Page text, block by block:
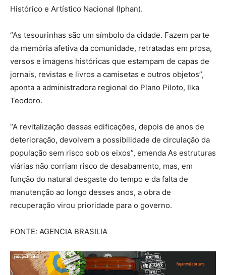
Histórico e Artístico Nacional (Iphan).
“As tesourinhas são um símbolo da cidade. Fazem parte
da memória afetiva da comunidade, retratadas em prosa,
versos e imagens históricas que estampam de capas de
jornais, revistas e livros a camisetas e outros objetos”,
aponta a administradora regional do Plano Piloto, Ilka
Teodoro.
“A revitalização dessas edificações, depois de anos de
deterioração, devolvem a possibilidade de circulação da
população sem risco sob os eixos”, emenda As estruturas
viárias não corriam risco de desabamento, mas, em
função do natural desgaste do tempo e da falta de
manutenção ao longo desses anos, a obra de
recuperação virou prioridade para o governo.
FONTE: AGENCIA BRASILIA